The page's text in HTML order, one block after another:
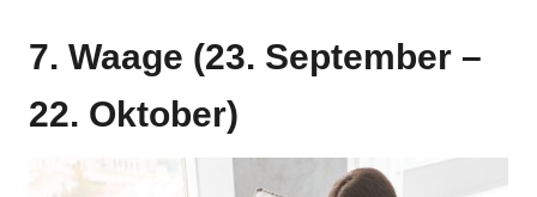
7. Waage (23. September –
22. Oktober)